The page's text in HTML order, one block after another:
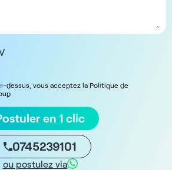
dessus, vous acceptez la Politique de
en 1 clic
0745239101
ou postulez via